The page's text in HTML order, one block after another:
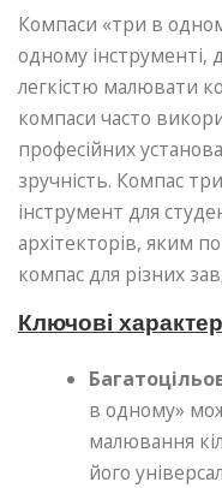
Компаси «три в
одному інструменті,
легкістю малювати
компаси часто
професійних
зручність. Компас
інструмент для
архітекторів, яким
компас для різних
Ключові
в одному»
малювання
його